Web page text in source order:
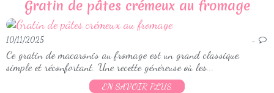
Gratin de pâtes crémeux au fromage
10/11/2025 …
Ce gratin de macaronis au fromage est un grand classique,
simple et réconfortant. Une recette généreuse où les...
EN SAVOIR PLUS